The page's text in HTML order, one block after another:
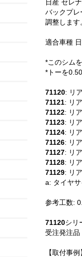
日産 セレ
バックプ
調整します
適合車種
*このシム
*トーを
71120: リ
71121: リ
71122: リ
71123: リ
71124: リ
71126: リ
71127: リ
71128: リ
71129: リ
a: タイヤ
参考工数:
71120シリ
受注発注品
【取付事例